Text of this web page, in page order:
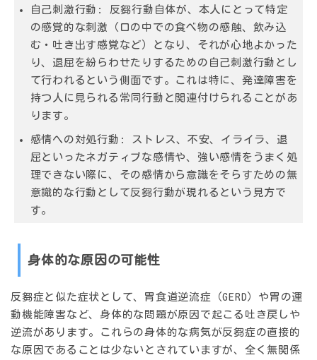
自己刺激行動 : 反芻行動自体が、本人にとって特定
の感覚的な刺激（口の中での食べ物の感触、飲み込
む・吐き出す感覚など）となり、それが心地よかった
り、退屈を紛らわせたりするための自己刺激行動とし
て行われるという側面です。これは特に、発達障害を
持つ人に見られる常同行動と関連付けられることがあ
ります。
感情への対処行動 : ストレス、不安、イライラ、退
屈といったネガティブな感情や、強い感情をうまく処
理できない際に、その感情から意識をそらすための無
意識的な行動として反芻行動が現れるという見方で
す。
身体的な原因の可能性
反芻症と似た症状として、胃食道逆流症（GERD）や胃の運
動機能障害など、身体的な問題が原因で起こる吐き戻しや
逆流があります。これらの身体的な病気が反芻症の直接的
な原因であることは少ないとされていますが、全く無関係